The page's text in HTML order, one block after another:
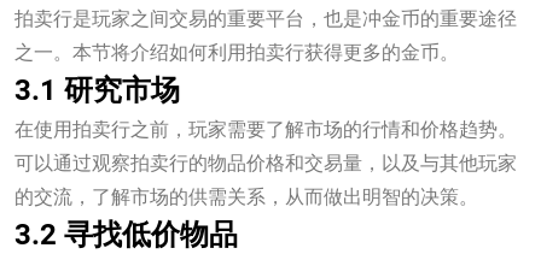
拍卖行是玩家之间交易的重要平台，也是冲金币的重要途径
之一。本节将介绍如何利用拍卖行获得更多的金币。
3.1 研究市场
在使用拍卖行之前，玩家需要了解市场的行情和价格趋势。
可以通过观察拍卖行的物品价格和交易量，以及与其他玩家
的交流，了解市场的供需关系，从而做出明智的决策。
3.2 寻找低价物品